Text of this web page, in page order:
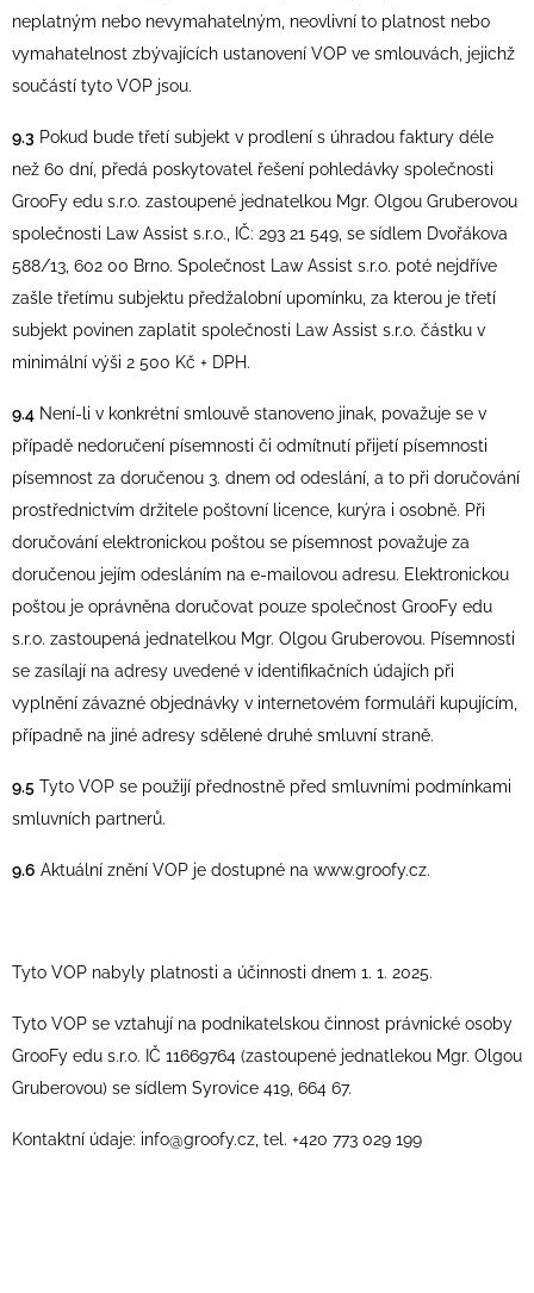
neplatným nebo nevymahatelným, neovlivní to platnost nebo
vymahatelnost zbývajících ustanovení VOP ve smlouvách, jejichž
součástí tyto VOP jsou.
9.3 Pokud bude třetí subjekt v prodlení s úhradou faktury déle
než 60 dní, předá poskytovatel řešení pohledávky společnosti
GrooFy edu s.r.o. zastoupené jednatelkou Mgr. Olgou Gruberovou
společnosti Law Assist s.r.o., IČ: 293 21 549, se sídlem Dvořákova
588/13, 602 00 Brno. Společnost Law Assist s.r.o. poté nejdříve
zašle třetímu subjektu předžalobní upomínku, za kterou je třetí
subjekt povinen zaplatit společnosti Law Assist s.r.o. částku v
minimální výši 2 500 Kč + DPH.
9.4 Není-li v konkrétní smlouvě stanoveno jinak, považuje se v
případě nedoručení písemnosti či odmítnutí přijetí písemnosti
písemnost za doručenou 3. dnem od odeslání, a to při doručování
prostřednictvím držitele poštovní licence, kurýra i osobně. Při
doručování elektronickou poštou se písemnost považuje za
doručenou jejím odesláním na e-mailovou adresu. Elektronickou
poštou je oprávněna doručovat pouze společnost GrooFy edu
s.r.o. zastoupená jednatelkou Mgr. Olgou Gruberovou. Písemnosti
se zasílají na adresy uvedené v identifikačních údajích při
vyplnění závazné objednávky v internetovém formuláři kupujícím,
případně na jiné adresy sdělené druhé smluvní straně.
9.5 Tyto VOP se použijí přednostně před smluvními podmínkami
smluvních partnerů.
9.6 Aktuální znění VOP je dostupné na www.groofy.cz.
Tyto VOP nabyly platnosti a účinnosti dnem 1. 1. 2025.
Tyto VOP se vztahují na podnikatelskou činnost právnické osoby
GrooFy edu s.r.o. IČ 11669764 (zastoupené jednatlekou Mgr. Olgou
Gruberovou) se sídlem Syrovice 419, 664 67.
Kontaktní údaje: info@groofy.cz, tel. +420 773 029 199